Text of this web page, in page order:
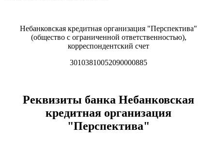
Небанковская кредитная организация "Перспектива"
(общество с ограниченной ответственностью),
корреспондентский счет
30103810052090000885
Реквизиты банка Небанковская
кредитная организация
"Перспектива"